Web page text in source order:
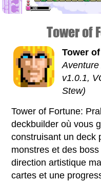
Tower of
Tower
v1.0.1,
Stew)
Tower of Fortune:
deckbuilder où vous
construisant un deck
monstres et des
direction artistique
cartes et une